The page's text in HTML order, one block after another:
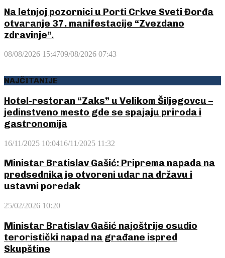
Na letnjoj pozornici u Porti Crkve Sveti Đorđa
otvaranje 37. manifestacije “Zvezdano
zdravinje”.
08/08/2026 15:4709/08/2026 07:43
NAJČITANIJE
Hotel-restoran “Zaks” u Velikom Šiljegovcu –
jedinstveno mesto gde se spajaju priroda i
gastronomija
16/11/2025 10:0416/11/2025 11:32
Ministar Bratislav Gašić: Priprema napada na
predsednika je otvoreni udar na državu i
ustavni poredak
25/02/2026 10:20
Ministar Bratislav Gašić najoštrije osudio
teroristički napad na građane ispred
Skupštine